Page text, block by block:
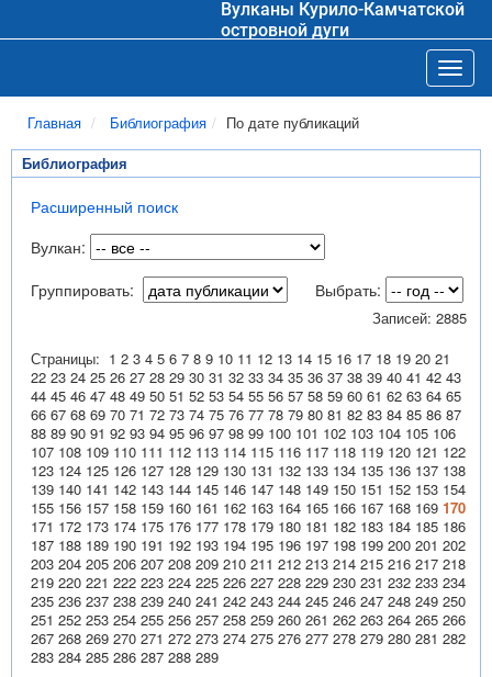
Вулканы Курило-Камчатской
островной дуги
Главная Библиография По дате публикаций
Библиография
Расширенный поиск
Вулкан:
Группировать:
Выбрать:
Записей: 2885
Страницы: 1 2 3 4 5 6 7 8 9 10 11 12 13 14 15 16 17 18 19 20 21
22 23 24 25 26 27 28 29 30 31 32 33 34 35 36 37 38 39 40 41 42 43
44 45 46 47 48 49 50 51 52 53 54 55 56 57 58 59 60 61 62 63 64 65
66 67 68 69 70 71 72 73 74 75 76 77 78 79 80 81 82 83 84 85 86 87
88 89 90 91 92 93 94 95 96 97 98 99 100 101 102 103 104 105 106
107 108 109 110 111 112 113 114 115 116 117 118 119 120 121 122
123 124 125 126 127 128 129 130 131 132 133 134 135 136 137 138
139 140 141 142 143 144 145 146 147 148 149 150 151 152 153 154
155 156 157 158 159 160 161 162 163 164 165 166 167 168 169 170
171 172 173 174 175 176 177 178 179 180 181 182 183 184 185 186
187 188 189 190 191 192 193 194 195 196 197 198 199 200 201 202
203 204 205 206 207 208 209 210 211 212 213 214 215 216 217 218
219 220 221 222 223 224 225 226 227 228 229 230 231 232 233 234
235 236 237 238 239 240 241 242 243 244 245 246 247 248 249 250
251 252 253 254 255 256 257 258 259 260 261 262 263 264 265 266
267 268 269 270 271 272 273 274 275 276 277 278 279 280 281 282
283 284 285 286 287 288 289